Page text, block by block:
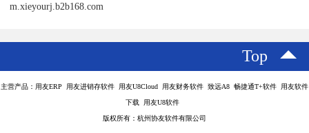
m.xieyourj.b2b168.com
Top
主营产品：用友ERP 用友进销存软件 用友U8Cloud 用友财务软件 致远A8 畅捷通T+软件 用友软件
下载 用友U8软件
版权所有：杭州协友软件有限公司